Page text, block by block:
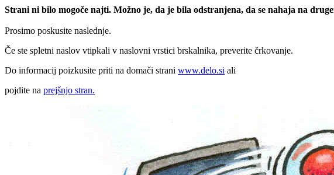
Strani ni bilo mogoče najti. Možno je, da je bila odstranjena, da se nahaja na
Prosimo poskusite naslednje.
Če ste spletni naslov vtipkali v naslovni vrstici brskalnika, preverite črkovanje.
Do informacij poizkusite priti na domači strani www.delo.si ali
pojdite na prejšnjo stran.